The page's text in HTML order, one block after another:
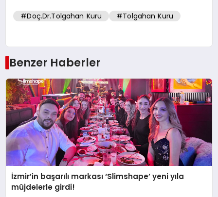
#Doç.Dr.Tolgahan Kuru #Tolgahan Kuru
Benzer Haberler
İzmir’in başarılı markası ‘Slimshape’ yeni yıla
müjdelerle girdi!